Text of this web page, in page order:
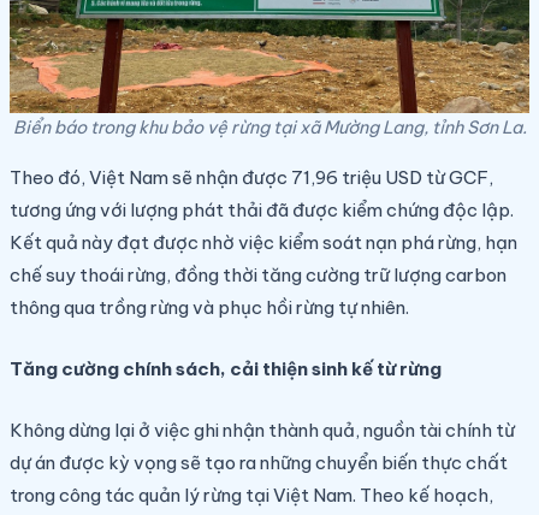
Biển báo trong khu bảo vệ rừng tại xã Mường Lang, tỉnh Sơn La.
Theo đó, Việt Nam sẽ nhận được 71,96 triệu USD từ GCF,
tương ứng với lượng phát thải đã được kiểm chứng độc lập.
Kết quả này đạt được nhờ việc kiểm soát nạn phá rừng, hạn
chế suy thoái rừng, đồng thời tăng cường trữ lượng carbon
thông qua trồng rừng và phục hồi rừng tự nhiên.
Tăng cường chính sách, cải thiện sinh kế từ rừng
Không dừng lại ở việc ghi nhận thành quả, nguồn tài chính từ
dự án được kỳ vọng sẽ tạo ra những chuyển biến thực chất
trong công tác quản lý rừng tại Việt Nam. Theo kế hoạch,